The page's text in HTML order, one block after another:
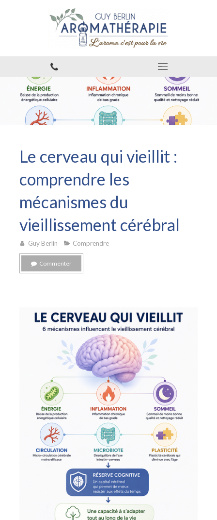
Le cerveau qui vieillit :
comprendre les
mécanismes du
vieillissement cérébral
Guy Berlin Comprendre
Commenter